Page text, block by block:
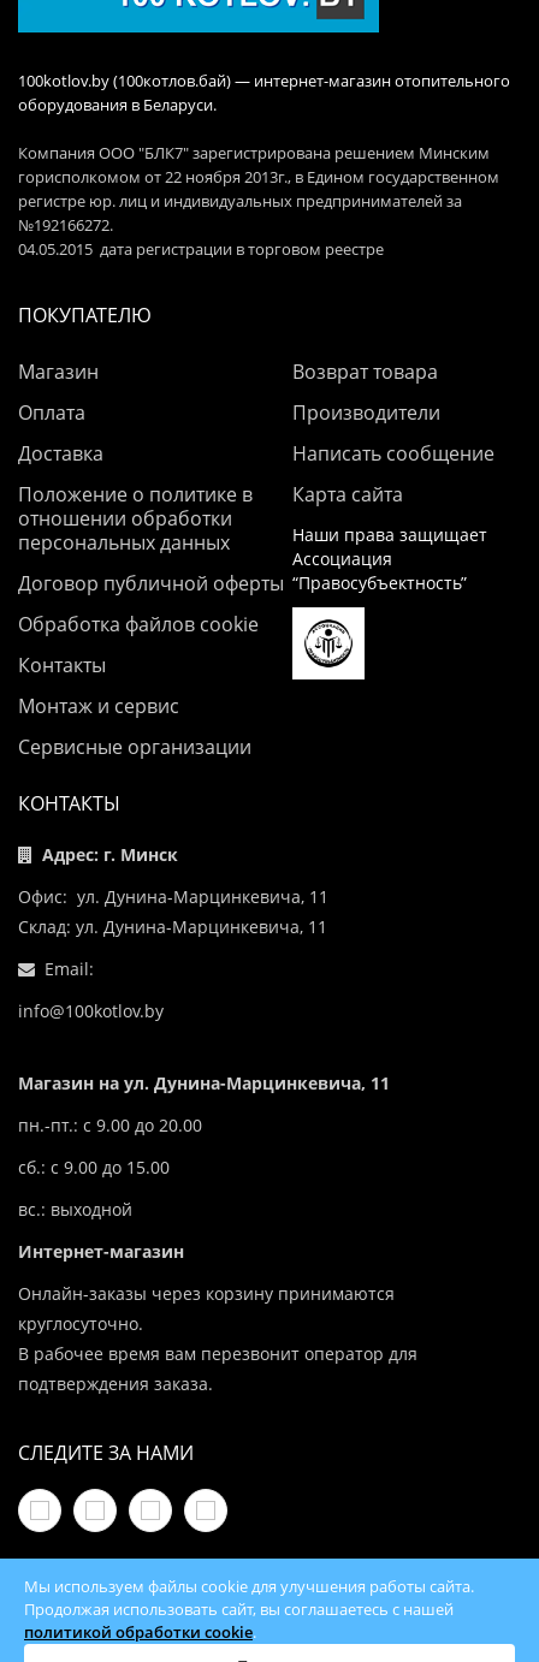
100kotlov.by (100котлов.бай) — интернет-магазин отопительного
оборудования в Беларуси.
Компания ООО "БЛК7" зарегистрирована решением Минским
горисполкомом от 22 ноября 2013г., в Едином государственном
регистре юр. лиц и индивидуальных предпринимателей за
№192166272.
04.05.2015 дата регистрации в торговом реестре
ПОКУПАТЕЛЮ
Магазин
Оплата
Доставка
Положение о политике в
отношении обработки
персональных данных
Договор публичной оферты
Обработка файлов cookie
Контакты
Монтаж и сервис
Сервисные организации
Возврат товара
Производители
Написать сообщение
Карта сайта
Наши права защищает
Ассоциация
“Правосубъектность”
КОНТАКТЫ
Адрес: г. Минск
Офис: ул. Дунина-Марцинкевича, 11
Склад: ул. Дунина-Марцинкевича, 11
Email:
info@100kotlov.by
Магазин на ул. Дунина-Марцинкевича, 11
пн.-пт.: с 9.00 до 20.00
сб.: с 9.00 до 15.00
вс.: выходной
Интернет-магазин
Онлайн-заказы через корзину принимаются
круглосуточно.
В рабочее время вам перезвонит оператор для
подтверждения заказа.
СЛЕДИТЕ ЗА НАМИ
© 2026 100Kotlov.by — продажа отопительного
Мы используем файлы cookie для улучшения работы сайта.
Продолжая использовать сайт, вы соглашаетесь с нашей
политикой обработки cookie.